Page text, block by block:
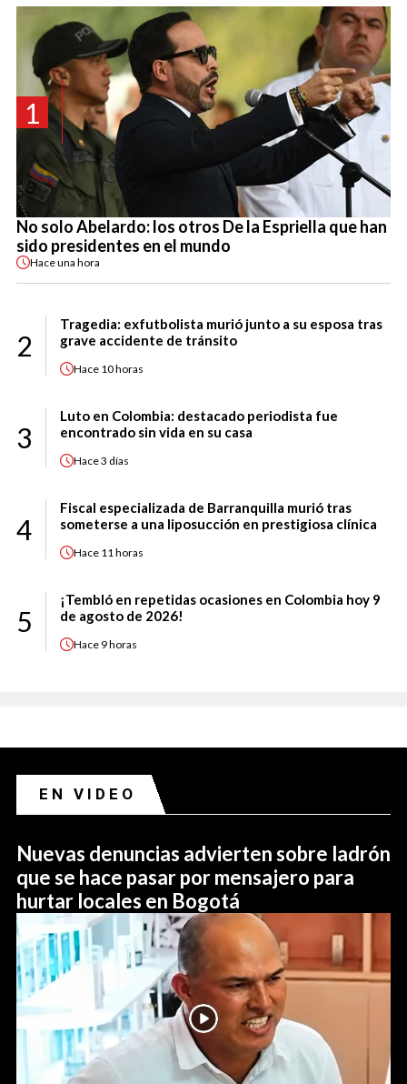
1
No solo Abelardo: los otros De la Espriella que han
sido presidentes en el mundo
Haceuna hora
2
Tragedia: exfutbolista murió junto a su esposa tras
grave accidente de tránsito
Hace 10 horas
3
Luto en Colombia: destacado periodista fue
encontrado sin vida en su casa
Hace3 días
4
Fiscal especializada de Barranquilla murió tras
someterse a una liposucción en prestigiosa clínica
Hace 11 horas
5
¡Tembló en repetidas ocasiones en Colombia hoy 9
de agosto de 2026!
Hace 9 horas
EN VIDEO
Nuevas denuncias advierten sobre ladrón
que se hace pasar por mensajero para
hurtar locales en Bogotá